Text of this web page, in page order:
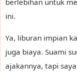
ini.
Ya, liburan impian
juga biaya. Suami
ajakannya, tapi